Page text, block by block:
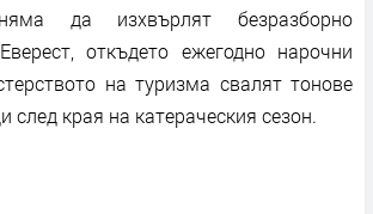
да изхвърлят безразборно
откъдето ежегодно нарочни
на туризма свалят тонове
след края на катераческия сезон.